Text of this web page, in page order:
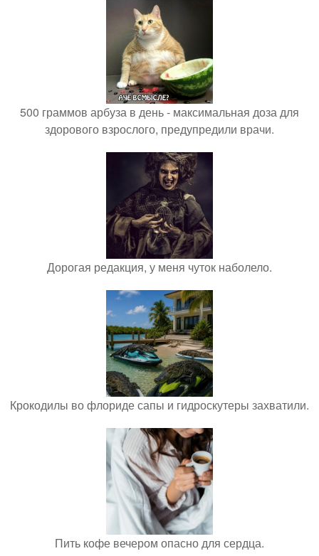
500 граммов арбуза в день - максимальная доза для
здорового взрослого, предупредили врачи.
Дорогая редакция, у меня чуток наболело.
Крокодилы во флориде сапы и гидроскутеры захватили.
Пить кофе вечером опасно для сердца.